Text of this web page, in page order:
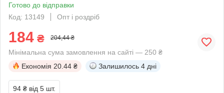
Готово до відправки
Код: 13149
Опт і роздріб
184 ₴ 204,44 ₴
Мінімальна сума замовлення на сайті — 250 ₴
Економія 20.44 ₴ Залишилось 4 дні
94 ₴ від 5 шт.